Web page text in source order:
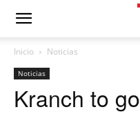
Inicio Noticias
Noticias
Kranch to go